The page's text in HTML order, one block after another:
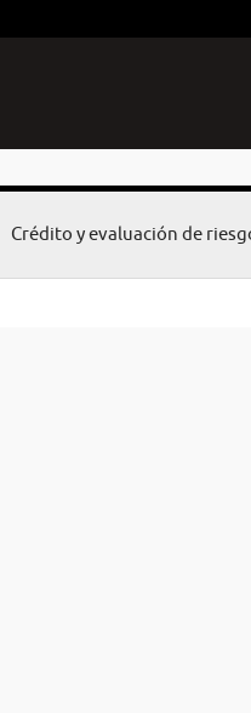
Crédito y evaluación de